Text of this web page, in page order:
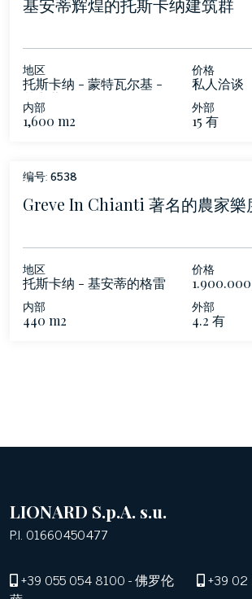
基安蒂辉煌的托斯卡纳建筑群
地区
托斯卡纳 - 蒙特瓦尔基 -
基安蒂
价格
私人洽谈
内部
1,600 m2
外部
15 有
编号:6538
Greve In Chianti 著名的農家樂
地区
托斯卡纳 - 基安蒂的格雷
夫
价格
内部
440 m2
外部
4.2 有
LIONARD S.p.A. s.u.
P.I. 01660450477
+39 055 054 8100- 佛罗伦
+39